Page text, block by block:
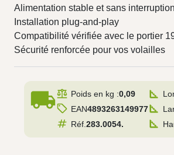
Alimentation stable et sans interruption
Installation plug-and-play
Compatibilité vérifiée avec le portier
Sécurité renforcée pour vos volailles
local_shipping Poids en kg :0,09
EAN4893263149977
Réf. 283.0054.